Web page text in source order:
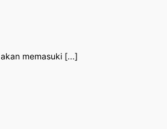
memasuki [...]